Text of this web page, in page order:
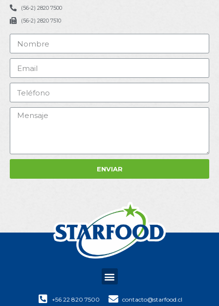
(56-2) 2820 7500
(56-2) 2820 7510
ENVIAR
+56 22 820 7500 contacto@starfood.cl